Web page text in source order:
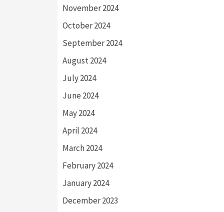
November 2024
October 2024
September 2024
August 2024
July 2024
June 2024
May 2024
April 2024
March 2024
February 2024
January 2024
December 2023